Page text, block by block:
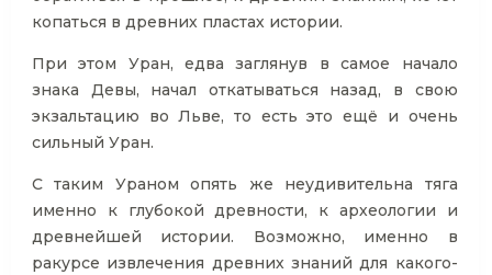
копаться в древних пластах истории.
При этом Уран, едва заглянув в самое начало
знака Девы, начал откатываться назад, в свою
экзальтацию во Льве, то есть это ещё и очень
сильный Уран.
С таким Ураном опять же неудивительна тяга
именно к глубокой древности, к археологии и
древнейшей истории. Возможно, именно в
ракурсе извлечения древних знаний для какого-